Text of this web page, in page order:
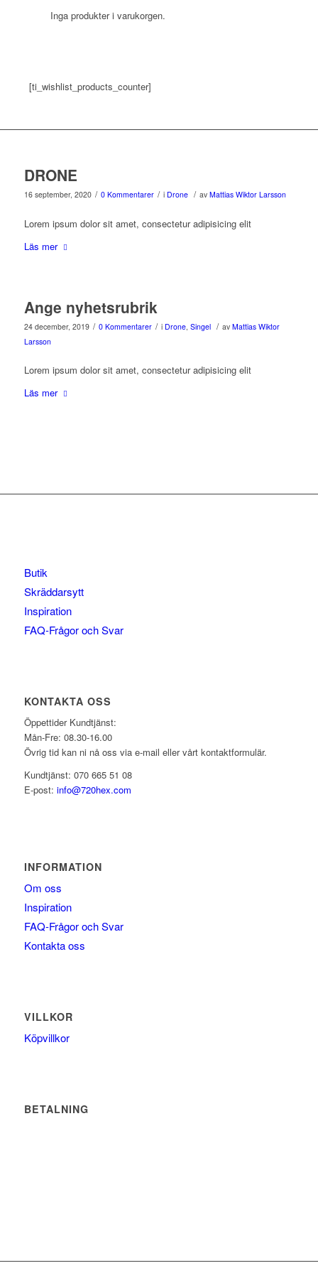
Inga produkter i varukorgen.
[ti_wishlist_products_counter]
DRONE
16 september, 2020 / 0 Kommentarer / i Drone / av Mattias Wiktor Larsson
Lorem ipsum dolor sit amet, consectetur adipisicing elit
Läs mer
Ange nyhetsrubrik
24 december, 2019 / 0 Kommentarer / i Drone, Singel / av Mattias Wiktor
Larsson
Lorem ipsum dolor sit amet, consectetur adipisicing elit
Läs mer
Butik
Skräddarsytt
Inspiration
FAQ-Frågor och Svar
KONTAKTA OSS
Öppettider Kundtjänst:
Mån-Fre: 08.30-16.00
Övrig tid kan ni nå oss via e-mail eller vårt kontaktformulär.
Kundtjänst: 070 665 51 08
E-post: info@720hex.com
INFORMATION
Om oss
Inspiration
FAQ-Frågor och Svar
Kontakta oss
VILLKOR
Köpvillkor
BETALNING